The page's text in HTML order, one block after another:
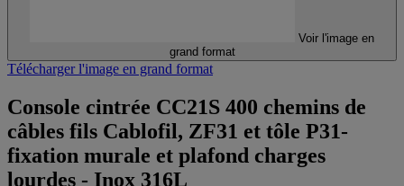
Voir l'image en
grand format
Télécharger l'image en grand format
Console cintrée CC21S 400 chemins de
câbles fils Cablofil, ZF31 et tôle P31-
fixation murale et plafond charges
lourdes - Inox 316L